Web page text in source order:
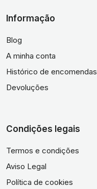
Informação
Blog
A minha conta
Histórico de encomendas
Devoluções
Condições legais
Termos e condições
Aviso Legal
Política de cookies